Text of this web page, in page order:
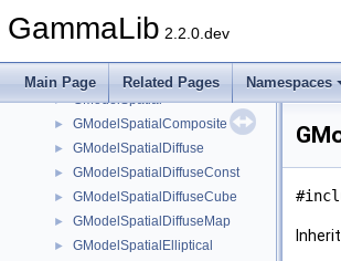
GammaLib 2.2.0.dev
Main Page Related Pages Namespaces
► GModelRegistry
► GModelSky
► GModelSpatial
► GModelSpatialComposite
► GModelSpatialDiffuse
► GModelSpatialDiffuseConst
► GModelSpatialDiffuseCube
► GModelSpatialDiffuseMap
► GModelSpatialElliptical